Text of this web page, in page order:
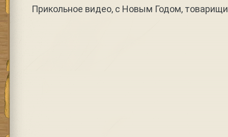
Прикольное видео, с Новым Годом,